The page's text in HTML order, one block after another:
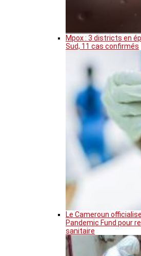
Mpox : 3 districts en
Sud, 11 cas confirmés
Le Cameroun
Pandemic Fund pour
sanitaire